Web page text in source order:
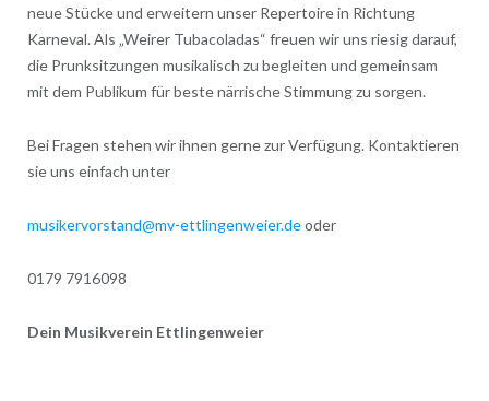
neue Stücke und erweitern unser Repertoire in Richtung
Karneval. Als „Weirer Tubacoladas“ freuen wir uns riesig darauf,
die Prunksitzungen musikalisch zu begleiten und gemeinsam
mit dem Publikum für beste närrische Stimmung zu sorgen.
Bei Fragen stehen wir ihnen gerne zur Verfügung. Kontaktieren
sie uns einfach unter
musikervorstand@mv-ettlingenweier.deoder
0179 7916098
Dein Musikverein Ettlingenweier